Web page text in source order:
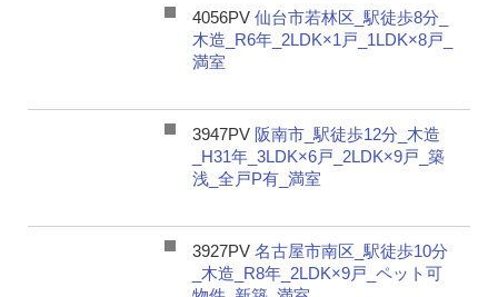
4056PV 仙台市若林区_駅徒歩8分_
木造_R6年_2LDK×1戸_1LDK×8戸_
満室
3947PV 阪南市_駅徒歩12分_木造
_H31年_3LDK×6戸_2LDK×9戸_築
浅_全戸P有_満室
3927PV 名古屋市南区_駅徒歩10分
_木造_R8年_2LDK×9戸_ペット可